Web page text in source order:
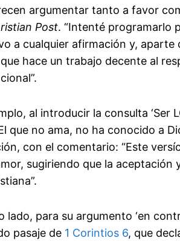
argumentar tanto a favor
Post. “Intenté programarlo
a cualquier afirmación y,
hace un trabajo decente al
al introducir la consulta ‘Ser
que no ama, no ha conocido a
con el comentario: “Este
sugiriendo que la aceptación
lado, para su argumento ‘en
pasaje de 1 Corintios 6, que